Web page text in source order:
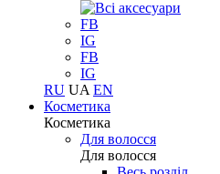
FB
IG
FB
IG
RU UA EN
Косметика
Косметика
Для волосся
Для волосся